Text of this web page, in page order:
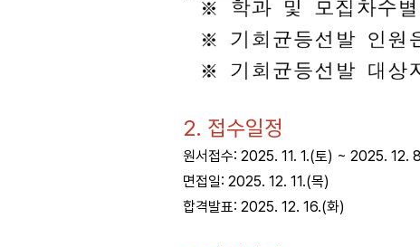
2. 접수일정
원서접수: 2025. 11. 1.(토) ~ 2025. 12.
면접일: 2025. 12. 11.(목)
합격발표: 2025. 12. 16.(화)